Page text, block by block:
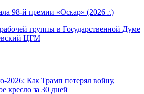
98-й премии «Оскар» (2026 г.)
группы в Государственной Думе
ЦГМ
2026: Как Трамп потерял войну,
кресло за 30 дней